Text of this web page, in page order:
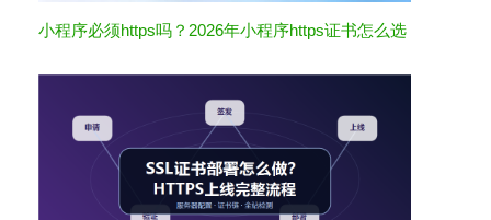
小程序必须https吗？2026年小程序https证书怎么选